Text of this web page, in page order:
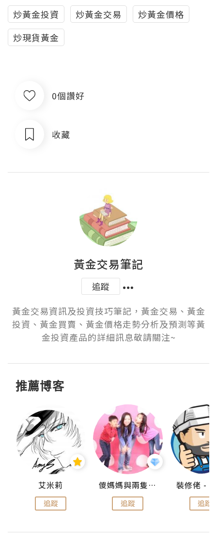
炒黃金投資
炒黃金交易
炒黃金價格
炒現貨黃金
0個讚好
收藏
黃金交易筆記
追蹤
黃金交易資訊及投資技巧筆記，黃金交易、黃金
投資、黃金買賣、黃金價格走勢分析及預測等黃
金投資產品的詳細訊息敬請關注~
推薦博客
艾米莉
追蹤
儍媽媽與兩隻小魔怪之家
追蹤 追蹤